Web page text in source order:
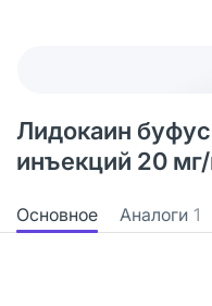
Лидокаин
инъекций 20
Основное Аналоги 1